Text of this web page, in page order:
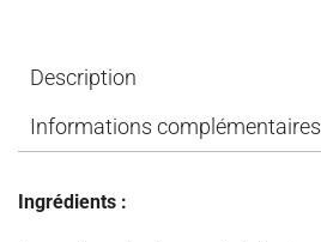
Description
Informations complémentaires
Ingrédients :